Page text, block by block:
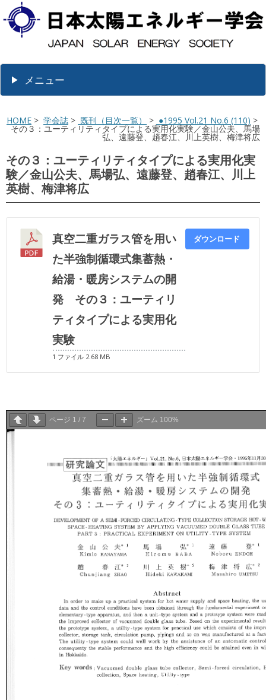
メニュー
HOME > 学会誌 > 既刊（目次一覧） > ●1995 Vol.21 No.6 (110) >
その３：ユーティリティタイプによる実用化実験／金山公夫、馬場
弘、遠藤登、趙春江、川上英樹、梅津将広
その３：ユーティリティタイプによる実用化実
験／金山公夫、馬場弘、遠藤登、趙春江、川上
英樹、梅津将広
真空二重ガラス管を用い
た半強制循環式集蓄熱・
給湯・暖房システムの開
発 その３：ユーティリ
ティタイプによる実用化
実験
1 ファイル 2.68 MB
ダウンロード
ページ 1 / 7 ズーム 100%